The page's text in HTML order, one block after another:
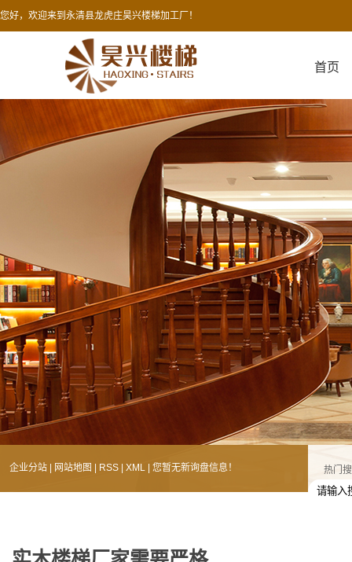
您好，欢迎来到永清县龙虎庄昊兴楼梯加工厂！
首页
企业分站 网站地图 RSS XML 您暂无新询盘信息！ 热门